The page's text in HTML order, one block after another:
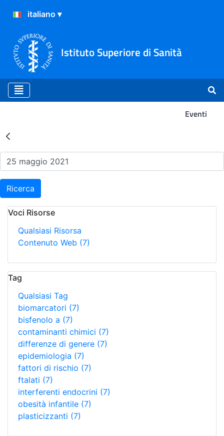
Istituto Superiore di Sanità
Eventi
Risultati della Ricerca -
Ricerca
Voci Risorse
Qualsiasi Risorsa
Contenuto Web (7)
Tag
Qualsiasi Tag
biomarcatori (7)
bisfenolo a (7)
contaminanti chimici (7)
differenze di genere (7)
epidemiologia (7)
fattori di rischio (7)
ftalati (7)
interferenti endocrini (7)
obesità infantile (7)
plasticizzanti (7)